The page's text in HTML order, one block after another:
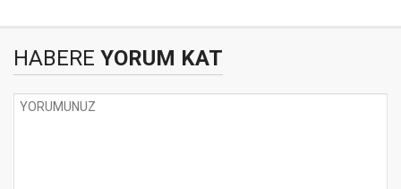
HABERE YORUM KAT